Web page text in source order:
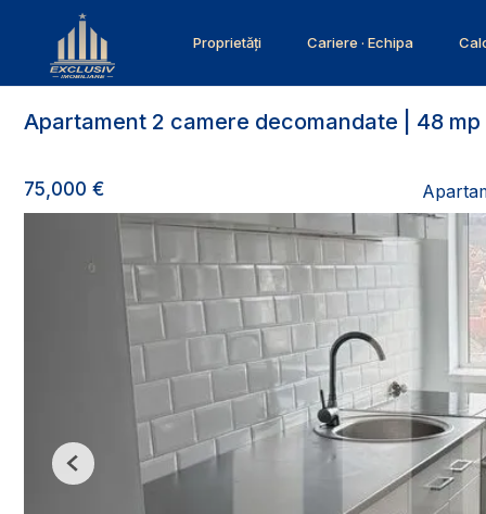
Proprietăți Cariere · Echipa
Apartament 2 camere decomandate | 48
75,000 €
Previous